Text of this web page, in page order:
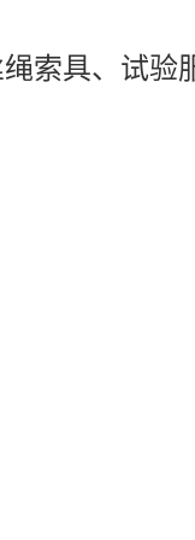
索具、试验